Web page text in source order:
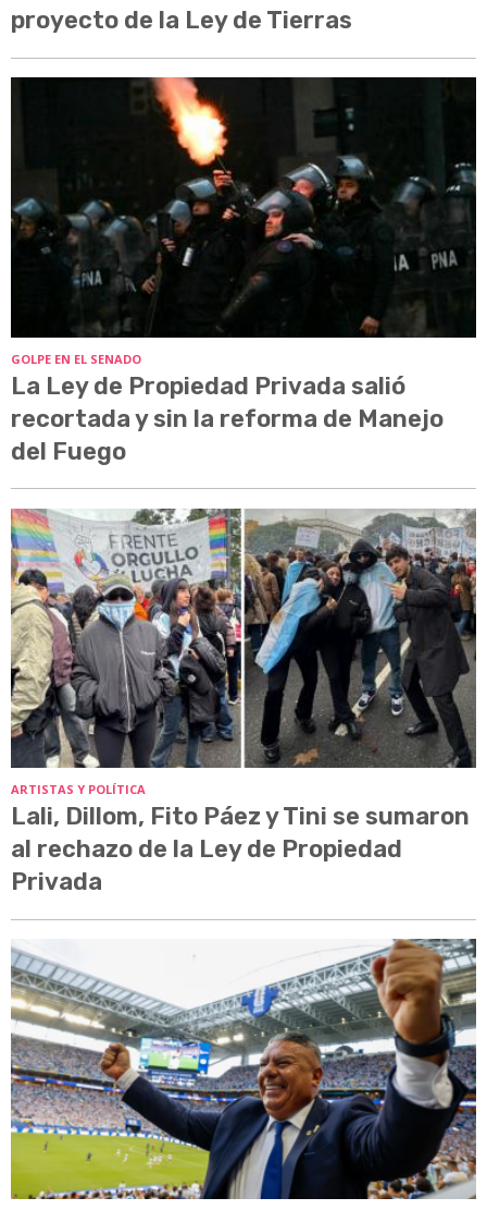
proyecto de la Ley de Tierras
GOLPE EN EL SENADO
La Ley de Propiedad Privada salió
recortada y sin la reforma de Manejo
del Fuego
ARTISTAS Y POLÍTICA
Lali, Dillom, Fito Páez y Tini se sumaron
al rechazo de la Ley de Propiedad
Privada